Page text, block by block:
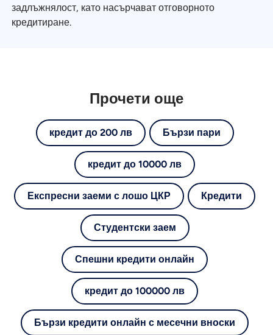
задлъжнялост, като насърчават отговорното
кредитиране.
Прочети още
кредит до 200 лв Бързи пари
кредит до 10000 лв
Експресни заеми с лошо ЦКР Кредити
Студентски заем
Спешни кредити онлайн
кредит до 100000 лв
Бързи кредити онлайн с месечни вноски